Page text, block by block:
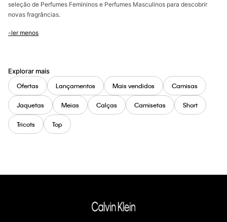
seleção de Perfumes Femininos e Perfumes Masculinos para descobrir
novas fragrâncias.
-ler menos
Explorar mais
Ofertas
Lançamentos Mais vendidos Camisas
Jaquetas Meias Calças Camisetas Short
Tricots Top